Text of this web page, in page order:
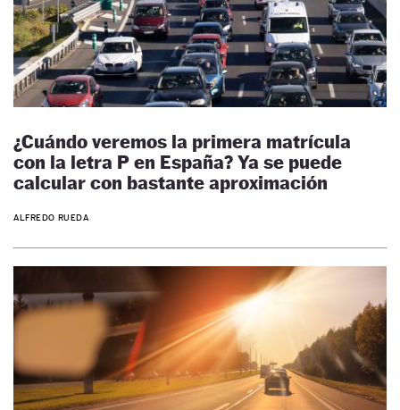
¿Cuándo veremos la primera matrícula
con la letra P en España? Ya se puede
calcular con bastante aproximación
ALFREDO RUEDA